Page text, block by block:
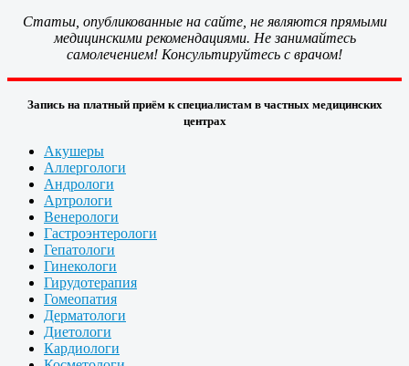
Статьи, опубликованные на сайте, не являются прямыми
медицинскими рекомендациями. Не занимайтесь
самолечением! Консультируйтесь с врачом!
Запись на платный приём к специалистам в частных медицинских
центрах
Акушеры
Аллергологи
Андрологи
Артрологи
Венерологи
Гастроэнтерологи
Гепатологи
Гинекологи
Гирудотерапия
Гомеопатия
Дерматологи
Диетологи
Кардиологи